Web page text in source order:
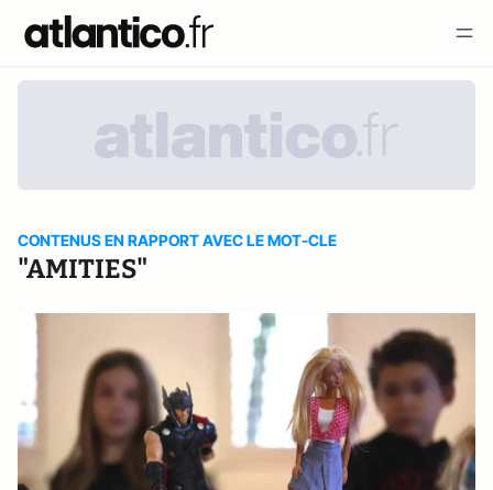
CONTENUS EN RAPPORT AVEC LE MOT-CLE
"AMITIES"